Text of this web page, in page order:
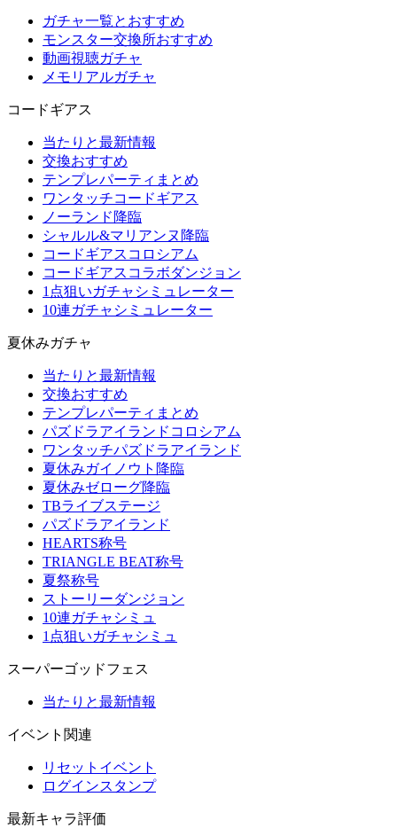
ガチャ一覧とおすすめ
モンスター交換所おすすめ
動画視聴ガチャ
メモリアルガチャ
コードギアス
当たりと最新情報
交換おすすめ
テンプレパーティまとめ
ワンタッチコードギアス
ノーランド降臨
シャルル&マリアンヌ降臨
コードギアスコロシアム
コードギアスコラボダンジョン
1点狙いガチャシミュレーター
10連ガチャシミュレーター
夏休みガチャ
当たりと最新情報
交換おすすめ
テンプレパーティまとめ
パズドラアイランドコロシアム
ワンタッチパズドラアイランド
夏休みガイノウト降臨
夏休みゼローグ降臨
TBライブステージ
パズドラアイランド
HEARTS称号
TRIANGLE BEAT称号
夏祭称号
ストーリーダンジョン
10連ガチャシミュ
1点狙いガチャシミュ
スーパーゴッドフェス
当たりと最新情報
イベント関連
リセットイベント
ログインスタンプ
最新キャラ評価